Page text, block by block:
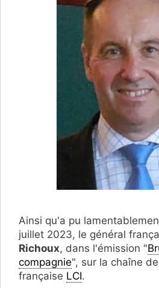
Ainsi qu'a pu
juillet 2023, le général
Richoux, dans l'émission "
compagnie", sur la chaîne
française LCI.